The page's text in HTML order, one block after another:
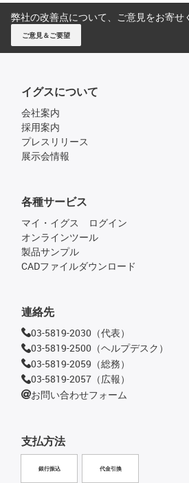
弊社の改善点について、ご意見をお寄せ
ご意見＆ご要望
イグスについて
会社案内
採用案内
プレスリリース
展示会情報
支払方法
銀行振込 代金引換
各種サービス
マイ・イグス ログイン
オンラインツール
製品サンプル
CADファイルダウンロード
連絡先
03-5819-2030（代表）
03-5819-2500（ヘルプデスク）
03-5819-2059（総務）
03-5819-2057（広報）
お問い合わせフォーム